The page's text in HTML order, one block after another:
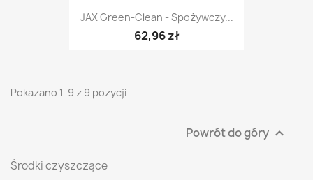
JAX Green-Clean - Spożywczy...
62,96 zł
Pokazano 1-9 z 9 pozycji
Powrót do góry 
Środki czyszczące